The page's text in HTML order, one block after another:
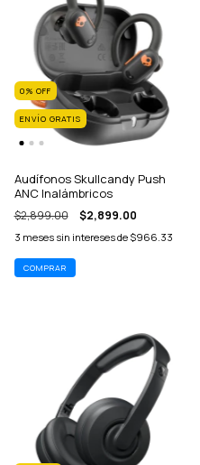
0% OFF
ENVÍO GRATIS
Audífonos Skullcandy Push
ANC Inalámbricos
$2,899.00 $2,899.00
3 meses sin intereses de $966.33